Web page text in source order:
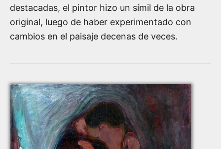
destacadas, el pintor hizo un símil de la obra
original, luego de haber experimentado con
cambios en el paisaje decenas de veces.